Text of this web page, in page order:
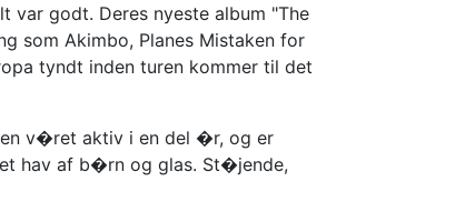
var godt. Deres nyeste album "The
som Akimbo, Planes Mistaken for
tyndt inden turen kommer til det
v�ret aktiv i en del �r, og er
hav af b�rn og glas. St�jende,